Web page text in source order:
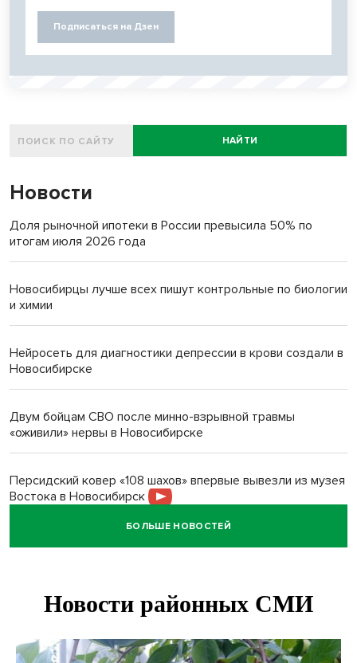
Подписаться на Дзен
НАЙТИ
Новости
Доля рыночной ипотеки в России превысила 50% по
итогам июля 2026 года
Новосибирцы лучше всех пишут контрольные по биологии
и химии
Нейросеть для диагностики депрессии в крови создали в
Новосибирске
Двум бойцам СВО после минно-взрывной травмы
«оживили» нервы в Новосибирске
Персидский ковер «108 шахов» впервые вывезли из музея
Востока в Новосибирск
Актриса из Новосибирска Евгения Туркова сыграла мать
Трех туберкулезников под конвоем доставили в
БОЛЬШЕ НОВОСТЕЙ